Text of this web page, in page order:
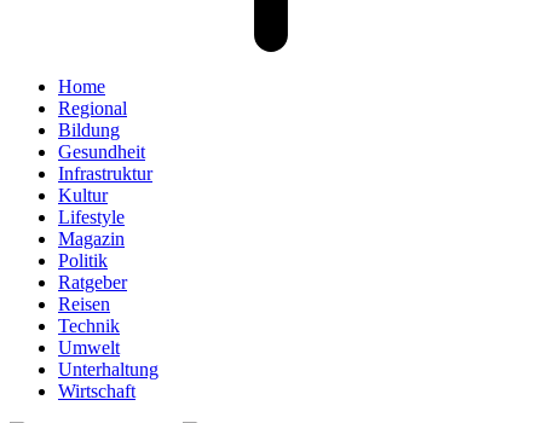
Home
Regional
Bildung
Gesundheit
Infrastruktur
Kultur
Lifestyle
Magazin
Politik
Ratgeber
Reisen
Technik
Umwelt
Unterhaltung
Wirtschaft